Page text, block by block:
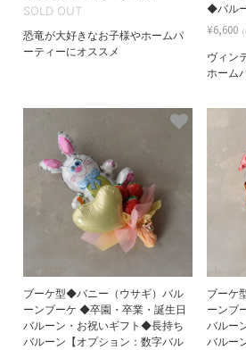
SOLD OUT
恐竜が大好きなお子様やホームパ
ーティーにオススメ
◆バル
¥6,600
ヴィン
ホーム
ブーケ型◆バニー（ウサギ）バル
ーンブーケ ◆卒園・卒業・誕生日
バルーン・お祝いギフト◆長持ち
バルーン【オプション：数字バル
ブーケ
ーンブ
バルー
バルー